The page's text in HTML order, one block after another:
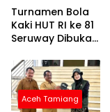
Turnamen Bola
Kaki HUT RI ke 81
Seruway Dibuka
Fahmi
Aceh Tamiang